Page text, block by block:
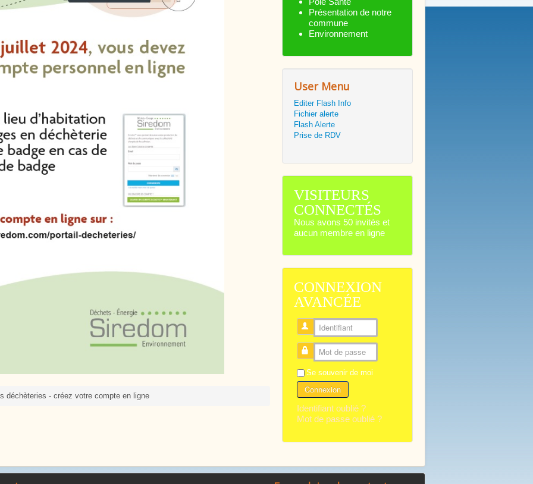
déchèteries - créez votre compte en ligne
Présentation de notre
commune
Environnement
User Menu
Editer Flash Info
Fichier alerte
Flash Alerte
Prise de RDV
VISITEURS
CONNECTÉS
Nous avons 50 invités et
aucun membre en ligne
CONNEXION
AVANCÉE
Identifiant
Mot de passe
Se souvenir de moi
Connexion
Identifiant oublié ?
Mot de passe oublié ?